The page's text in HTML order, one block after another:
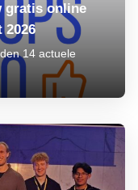
gratis online
2026
14 actuele